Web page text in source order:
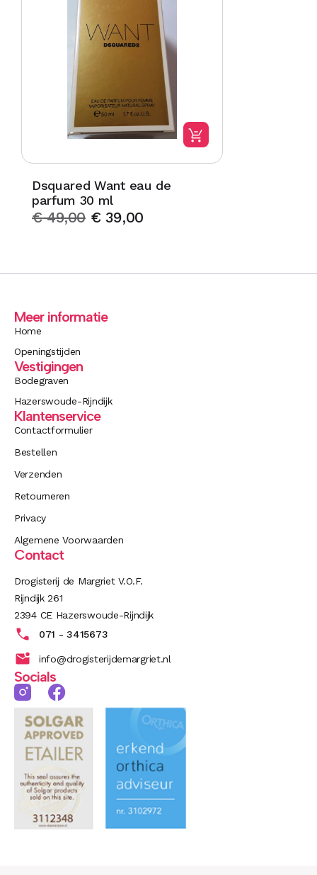
Dsquared Want eau de
parfum 30 ml
€49,00 €39,00
Meer informatie
Home
Openingstijden
Vestigingen
Bodegraven
Hazerswoude-Rijndijk
Klantenservice
Contactformulier
Bestellen
Verzenden
Retourneren
Privacy
Algemene Voorwaarden
Contact
Drogisterij de Margriet V.O.F.
Rijndijk 261
2394 CE Hazerswoude-Rijndijk
071 - 3415673
info@drogisterijdemargriet.nl
Socials